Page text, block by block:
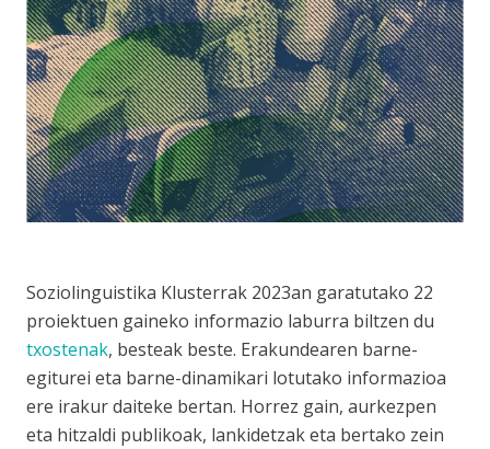
Soziolinguistika Klusterrak 2023an garatutako 22
proiektuen gaineko informazio laburra biltzen du
txostenak, besteak beste. Erakundearen barne-
egiturei eta barne-dinamikari lotutako informazioa
ere irakur daiteke bertan. Horrez gain, aurkezpen
eta hitzaldi publikoak, lankidetzak eta bertako zein